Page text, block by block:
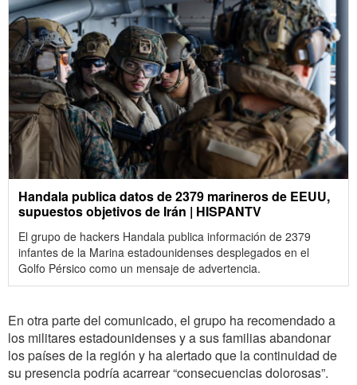
Handala publica datos de 2379 marineros de EEUU,
supuestos objetivos de Irán | HISPANTV
El grupo de hackers Handala publica información de 2379
infantes de la Marina estadounidenses desplegados en el
Golfo Pérsico como un mensaje de advertencia.
En otra parte del comunicado, el grupo ha recomendado a
los militares estadounidenses y a sus familias abandonar
los países de la región y ha alertado que la continuidad de
su presencia podría acarrear “consecuencias dolorosas”.